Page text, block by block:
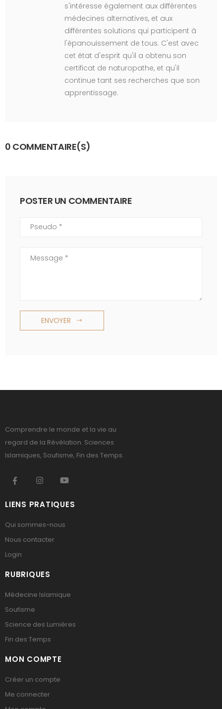
s'intéresse également aux différentes
médecines alternatives, et aux
différentes solutions qui participent à
l'épanouissement de tous. C'est avec
cet état d'esprit qu'il a obtenu son
certificat de naturopathe, et qu'il
continue tant ses recherches que son
apprentissage.
0 COMMENTAIRE(S)
POSTER UN COMMENTAIRE
Pseudo
Commentaire
ENVOYER
Comprendre le monde et la vie au
regard de la Révélation. Sciences
Islamiques, Soufisme, Fin des Temps.
LIENS PRATIQUES
Qui sommes-nous
Nous contacter
Login
RUBRIQUES
Médecine Islamique
Soufisme
Science des Lumières
Fin des Temps
MON COMPTE
Créer un compte
Me connecter